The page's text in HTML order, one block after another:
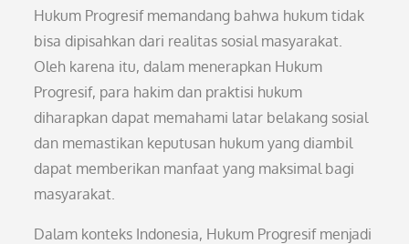
Hukum Progresif memandang bahwa hukum tidak
bisa dipisahkan dari realitas sosial masyarakat.
Oleh karena itu, dalam menerapkan Hukum
Progresif, para hakim dan praktisi hukum
diharapkan dapat memahami latar belakang sosial
dan memastikan keputusan hukum yang diambil
dapat memberikan manfaat yang maksimal bagi
masyarakat.
Dalam konteks Indonesia, Hukum Progresif menjadi